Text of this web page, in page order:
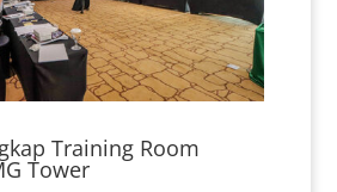
Training Room
Tower